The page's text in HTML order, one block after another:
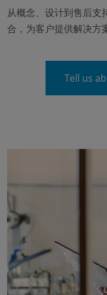
从概念、设计到售后支
合，为客户提供解决方
Tell us